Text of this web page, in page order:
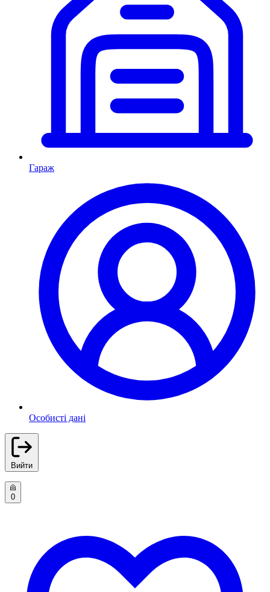
Гараж
Особисті дані
Вийти
0